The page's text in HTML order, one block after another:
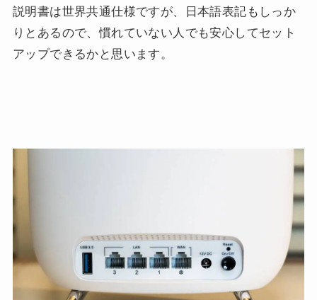
説明書は世界共通仕様ですが、日本語表記もしっか
りとあるので、慣れていない人でも安心してセット
アップできるかと思います。